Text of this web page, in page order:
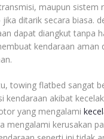
maupun sistem
jika ditarik secara biasa.
dapat diangkut tanpa
kendaraan aman
towing flatbed sangat
kendaraan akibat
yang mengalami
mengalami kerusakan